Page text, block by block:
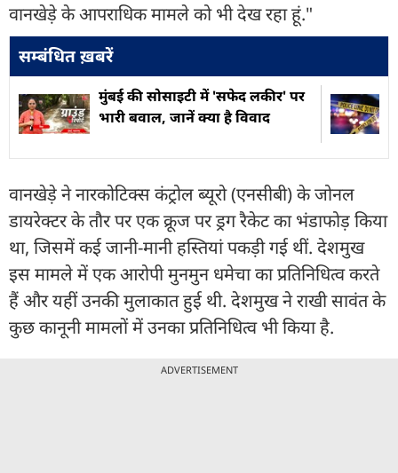
वानखेड़े के आपराधिक मामले को भी देख रहा हूं."
सम्बंधित ख़बरें
मुंबई की सोसाइटी में 'सफेद लकीर' पर
भारी बवाल, जानें क्या है विवाद
वानखेड़े ने नारकोटिक्स कंट्रोल ब्यूरो (एनसीबी) के जोनल
डायरेक्टर के तौर पर एक क्रूज पर ड्रग रैकेट का भंडाफोड़ किया
था, जिसमें कई जानी-मानी हस्तियां पकड़ी गई थीं. देशमुख
इस मामले में एक आरोपी मुनमुन धमेचा का प्रतिनिधित्व करते
हैं और यहीं उनकी मुलाकात हुई थी. देशमुख ने राखी सावंत के
कुछ कानूनी मामलों में उनका प्रतिनिधित्व भी किया है.
ADVERTISEMENT